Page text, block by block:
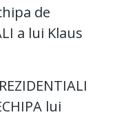
de
a lui Klaus
lui